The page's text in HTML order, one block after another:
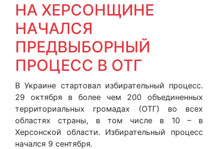
НА ХЕРСОНЩИНЕ
НАЧАЛСЯ
ПРЕДВЫБОРНЫЙ
ПРОЦЕСС В ОТГ
В Украине стартовал избирательный процесс.
29 октября в более чем 200 объединенных
территориальных громадах (ОТГ) во всех
областях страны, в том числе в 10 – в
Херсонской области. Избирательный процесс
начался 9 сентября.